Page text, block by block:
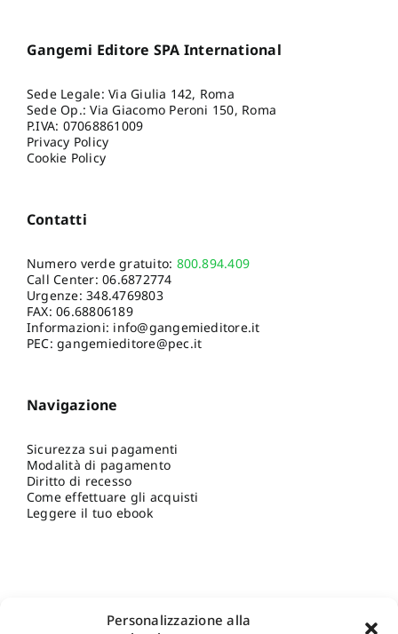
Personalizzazione alla
Gangemi Editore SPA International
Sede Legale: Via Giulia 142, Roma
Sede Op.: Via Giacomo Peroni 150, Roma
P.IVA: 07068861009
Privacy Policy
Cookie Policy
Contatti
Numero verde gratuito: 800.894.409
Call Center:06.6872774
Urgenze:348.4769803
FAX: 06.68806189
Informazioni: info@gangemieditore.it
PEC: gangemieditore@pec.it
Navigazione
Sicurezza sui pagamenti
Modalità di pagamento
Diritto di recesso
Come effettuare gli acquisti
Leggere il tuo ebook